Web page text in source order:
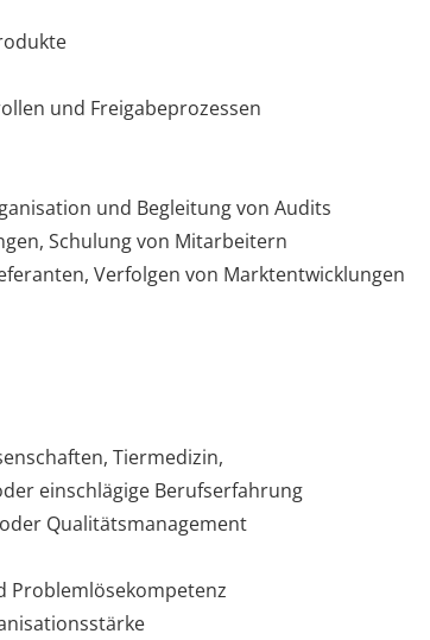
und Freigabeprozessen
und Begleitung von Audits
Schulung von Mitarbeitern
Verfolgen von Marktentwicklungen
Tiermedizin,
einschlägige Berufserfahrung
Qualitätsmanagement
Problemlösekompetenz